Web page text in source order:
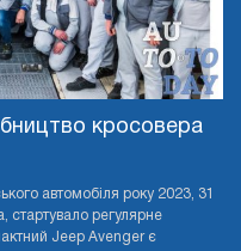
кросовера
автомобіля року 2023, 31
стартувало регулярне
Jeep Avenger є